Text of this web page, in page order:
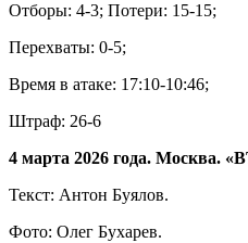
Отборы: 4-3; Потери: 15-15;
Перехваты: 0-5;
Время в атаке: 17:10-10:46;
Штраф: 26-6
4 марта 2026 года. Москва.
Текст: Антон Буялов.
Фото: Олег Бухарев.